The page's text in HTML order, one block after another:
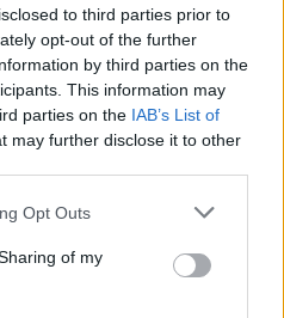
to third parties prior to
opt-out of the further
by third parties on the
This information may
parties on the IAB’s List of
may further disclose it to other
uses one or more Google
behaviour. You may click to
and its third-party tags to
purposes in below Google
Opt Outs
of my
στις φυλακές
ως ηθική
του 43χρονου
Πσεμισλάβ Γεζιόρσκι,
στην Αγία Παρασκευή
μια υπόθεση που είχε
της κοινής